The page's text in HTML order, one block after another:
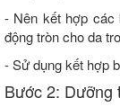
- Nên kết hợp các
động tròn cho da
- Sử dụng kết hợp
Bước 2: Dưỡng